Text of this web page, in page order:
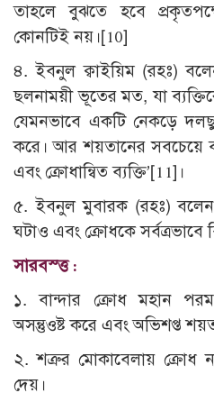
তাহলে বুঝতে হবে
কোনটিই নয়।[10]
৪. ইবনুল ক্বাইয়িম (রহঃ)
ছলনাময়ী ভূতের মত, যা
যেমনভাবে একটি নেকড়ে
করে। আর শয়তানের সবচেয়ে
এবং ক্রোধান্বিত ব্যক্তি’[11] ।
৫. ইবনুল মুবারক (রহঃ) বলেন,
ঘটাও এবং ক্রোধকে সর্বত্রভাবে
সারবস্ত্ত :
১. বান্দার ক্রোধ মহান
অসন্তুওষ্ট করে এবং অভিশপ্ত
২. শত্রুর মোকাবেলায় ক্রোধ
দেয়।